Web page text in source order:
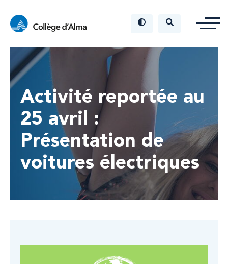
Activité reportée au
25 avril :
Présentation de
voitures électriques